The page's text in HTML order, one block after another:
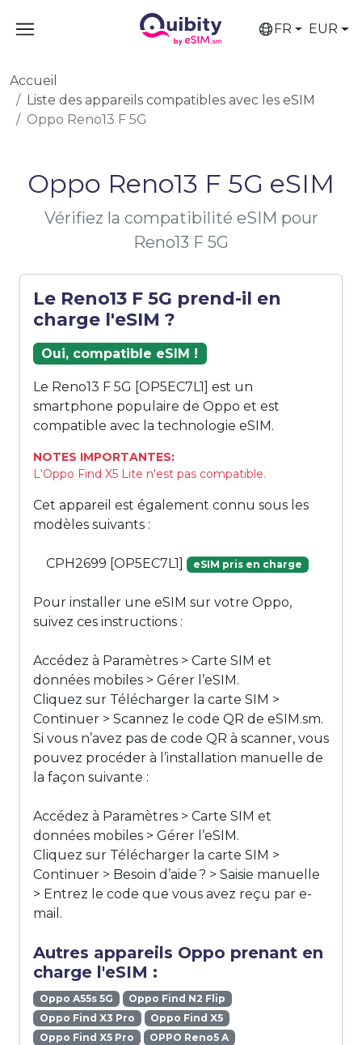
FR EUR
Accueil
Liste des appareils compatibles avec les eSIM
Oppo Reno13 F 5G
Oppo Reno13 F 5G eSIM
Vérifiez la compatibilité eSIM pour
Reno13 F 5G
Le Reno13 F 5G prend-il en
charge l'eSIM ?
Oui, compatible eSIM !
Le Reno13 F 5G [OP5EC7L1] est un
smartphone populaire de Oppo et est
compatible avec la technologie eSIM.
NOTES IMPORTANTES:
L'Oppo Find X5 Lite n'est pas compatible.
Cet appareil est également connu sous les
modèles suivants :
CPH2699 [OP5EC7L1] eSIM pris en charge
Pour installer une eSIM sur votre Oppo,
suivez ces instructions :
Accédez à Paramètres > Carte SIM et
données mobiles > Gérer l’eSIM.
Cliquez sur Télécharger la carte SIM >
Continuer > Scannez le code QR de eSIM.sm.
Si vous n’avez pas de code QR à scanner, vous
pouvez procéder à l’installation manuelle de
la façon suivante :
Accédez à Paramètres > Carte SIM et
données mobiles > Gérer l’eSIM.
Cliquez sur Télécharger la carte SIM >
Continuer > Besoin d’aide ? > Saisie manuelle
> Entrez le code que vous avez reçu par e-
mail.
Autres appareils Oppo prenant en
charge l'eSIM :
Oppo A55s 5G
Oppo Find N2 Flip
Oppo Find X3 Pro
Oppo Find X5
Oppo Find X5 Pro
OPPO Reno5 A